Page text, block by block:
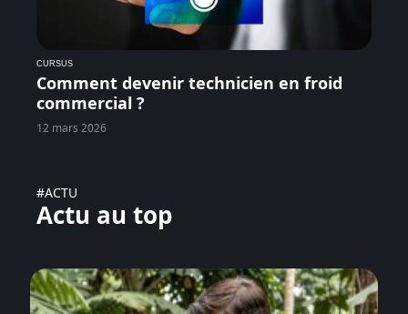
CURSUS
Comment devenir technicien en froid
commercial ?
12 mars 2026
#ACTU
Actu au top